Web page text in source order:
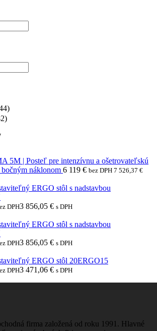
5M | Posteľ pre intenzívnu a ošetrovateľskú
náklonom 6 119 € bez DPH 7 526,37 €
ERGO stôl s nadstavbou
DPH3 856,05 € s DPH
ERGO stôl s nadstavbou
DPH3 856,05 € s DPH
ERGO stôl 20ERGO15
DPH3 471,06 € s DPH
firma založená od roku 1991. Hlavné